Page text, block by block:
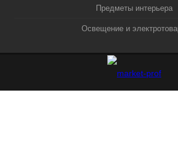
Предметы интерьера
Освещение и